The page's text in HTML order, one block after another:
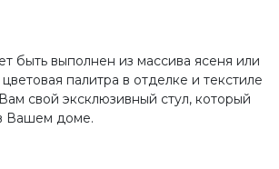
быть выполнен из массива ясеня или
палитра в отделке и текстиле
свой эксклюзивный стул, который
Вашем доме.